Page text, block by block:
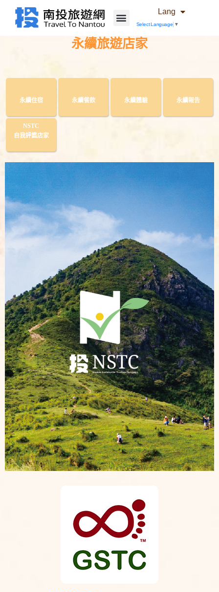
Lang
Select Language ▼
永續旅遊店家
永續住宿 永續餐飲 永續體驗 永續報告
NSTC
自我評鑑店家